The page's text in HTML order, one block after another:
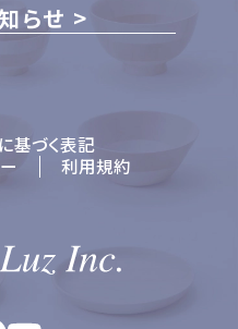
らせ
基づく表記
利用規約